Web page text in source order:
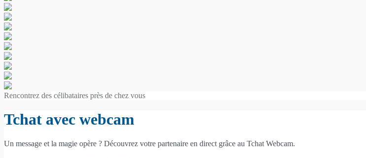
Rencontrez des célibataires près de chez vous
Tchat avec webcam
Un message et la magie opère ? Découvrez votre partenaire en direct grâce au Tchat Webcam.